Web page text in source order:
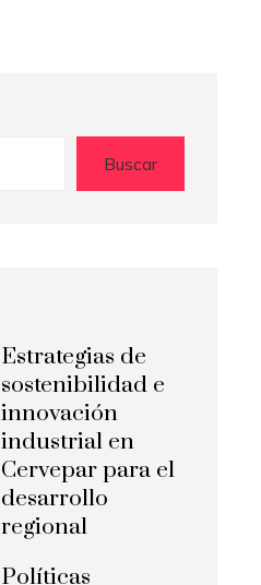
Buscar
Estrategias de
sostenibilidad e
innovación
industrial en
Cervepar para el
desarrollo
regional
Políticas